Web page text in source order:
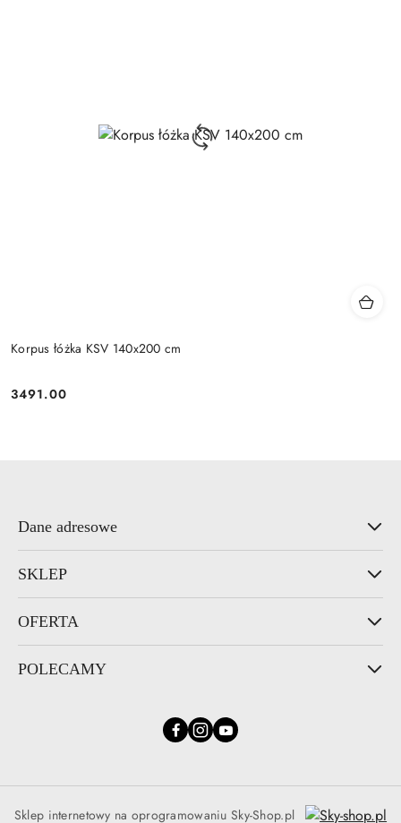
Korpus łóżka KSV 140x200 cm
Cena:
3491.00
Dane adresowe
SKLEP
OFERTA
POLECAMY
Sklep internetowy na oprogramowaniu Sky-Shop.pl